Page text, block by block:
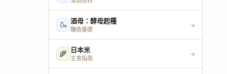
🍶 酒母：酵母起種
釀造基礎
→
🌾 日本米
主食指南
→